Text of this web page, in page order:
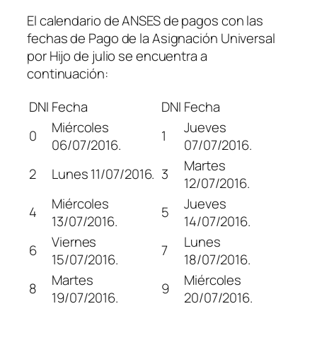
El calendario de ANSES de pagos con las
fechas de Pago de la Asignación Universal
por Hijo de julio se encuentra a
continuación:
DNI Fecha DNI Fecha
0
Miércoles
06/07/2016.
1
Jueves
07/07/2016.
2
Lunes 11/07/2016. 3
Martes
12/07/2016.
4
Miércoles
13/07/2016.
5
Jueves
14/07/2016.
6
Viernes
15/07/2016.
7
Lunes
18/07/2016.
8
Martes
19/07/2016.
9
Miércoles
20/07/2016.